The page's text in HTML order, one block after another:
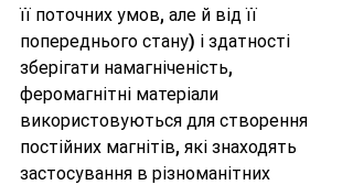
її поточних умов, але й від її
попереднього стану) і здатності
зберігати намагніченість,
феромагнітні матеріали
використовуються для створення
постійних магнітів, які знаходять
застосування в різноманітних